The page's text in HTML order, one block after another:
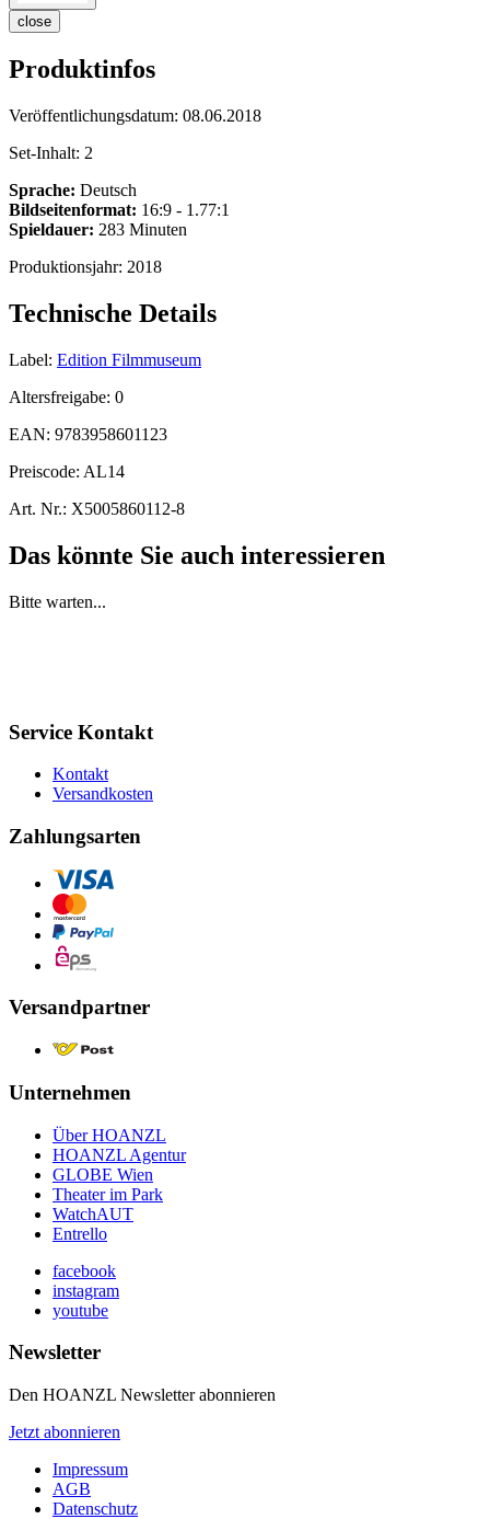
close
Produktinfos
Veröffentlichungsdatum: 08.06.2018
Set-Inhalt: 2
Sprache: Deutsch
Bildseitenformat: 16:9 - 1.77:1
Spieldauer: 283 Minuten
Produktionsjahr: 2018
Technische Details
Label: Edition Filmmuseum
Altersfreigabe: 0
EAN: 9783958601123
Preiscode: AL14
Art. Nr.: X5005860112-8
Das könnte Sie auch interessieren
Bitte warten...
Service Kontakt
Kontakt
Versandkosten
Zahlungsarten
Versandpartner
Unternehmen
Über HOANZL
HOANZL Agentur
GLOBE Wien
Theater im Park
WatchAUT
Entrello
facebook
instagram
youtube
Newsletter
Den HOANZL Newsletter abonnieren
Jetzt abonnieren
Impressum
AGB
Datenschutz